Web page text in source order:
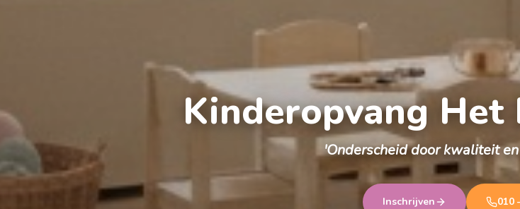
Kinderopvang
'Onderscheid door kwaliteit
Inschrijven 010